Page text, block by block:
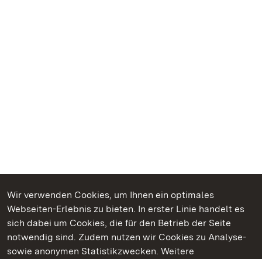
Wir verwenden Cookies, um Ihnen ein optimales
Webseiten-Erlebnis zu bieten. In erster Linie handelt es
sich dabei um Cookies, die für den Betrieb der Seite
notwendig sind. Zudem nutzen wir Cookies zu Analyse-
sowie anonymen Statistikzwecken. Weitere
Kommen. Staunen. Genießen.